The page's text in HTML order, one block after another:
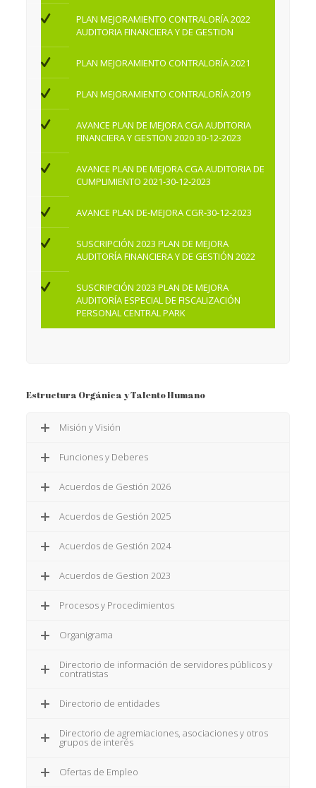
PLAN MEJORAMIENTO CONTRALORÍA 2022
AUDITORIA FINANCIERA Y DE GESTION
PLAN MEJORAMIENTO CONTRALORÍA 2021
PLAN MEJORAMIENTO CONTRALORÍA 2019
AVANCE PLAN DE MEJORA CGA AUDITORIA
FINANCIERA Y GESTION 2020 30-12-2023
AVANCE PLAN DE MEJORA CGA AUDITORIA DE
CUMPLIMIENTO 2021-30-12-2023
AVANCE PLAN DE-MEJORA CGR-30-12-2023
SUSCRIPCIÓN 2023 PLAN DE MEJORA
AUDITORÍA FINANCIERA Y DE GESTIÓN 2022
SUSCRIPCIÓN 2023 PLAN DE MEJORA
AUDITORÍA ESPECIAL DE FISCALIZACIÓN
PERSONAL CENTRAL PARK
Estructura Orgánica y Talento Humano
Misión y Visión
Funciones y Deberes
Acuerdos de Gestión 2026
Acuerdos de Gestión 2025
Acuerdos de Gestión 2024
Acuerdos de Gestion 2023
Procesos y Procedimientos
Organigrama
Directorio de información de servidores públicos y
contratistas
Directorio de entidades
Directorio de agremiaciones, asociaciones y otros
grupos de interés
Ofertas de Empleo